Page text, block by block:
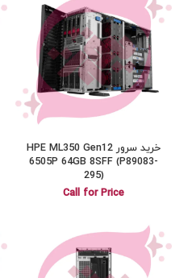
خرید سرور HPE ML350 Gen12
6505P 64GB 8SFF (P89083-
295)
Call for Price